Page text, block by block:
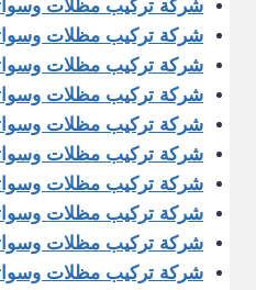
شركة تركيب مظلات
شركة تركيب مظلات
شركة تركيب مظلات
شركة تركيب مظلات
شركة تركيب مظلات
شركة تركيب مظلات
شركة تركيب مظلات
شركة تركيب مظلات
شركة تركيب مظلات
شركة تركيب مظلات